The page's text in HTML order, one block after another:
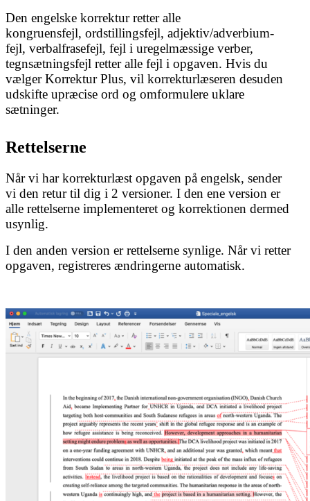
Den engelske korrektur retter alle
kongruensfejl, ordstillingsfejl, adjektiv/adverbium-
fejl, verbalfrasefejl, fejl i uregelmæssige verber,
tegnsætningsfejl retter alle fejl i opgaven. Hvis du
vælger Korrektur Plus, vil korrekturlæseren desuden
udskifte upræcise ord og omformulere uklare
sætninger.
Rettelserne
Når vi har korrekturlæst opgaven på engelsk, sender
vi den retur til dig i 2 versioner. I den ene version er
alle rettelserne implementeret og korrektionen dermed
usynlig.
I den anden version er rettelserne synlige. Når vi retter
opgaven, registreres ændringerne automatisk.